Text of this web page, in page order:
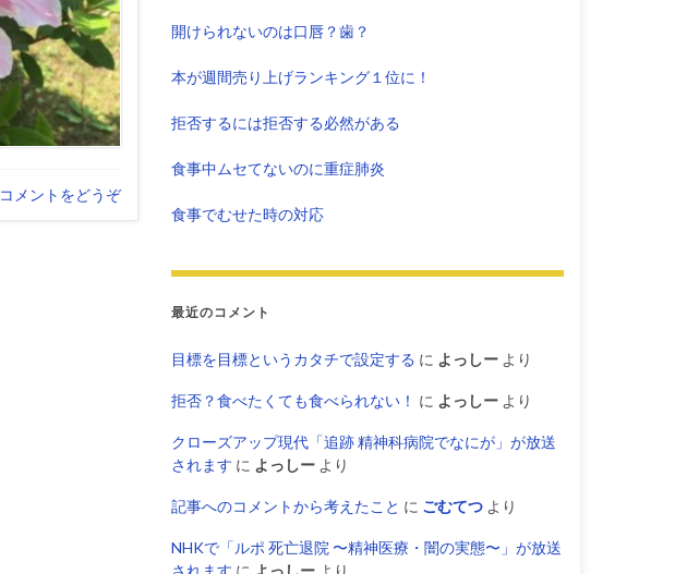
コメントをどうぞ
開けられないのは口唇？歯？
本が週間売り上げランキング１位に！
拒否するには拒否する必然がある
食事中ムセてないのに重症肺炎
食事でむせた時の対応
最近のコメント
目標を目標というカタチで設定する に よっしー より
拒否？食べたくても食べられない！ に よっしー より
クローズアップ現代「追跡 精神科病院でなにが」が放送
されます に よっしー より
記事へのコメントから考えたこと に ごむてつ より
NHKで「ルポ 死亡退院 〜精神医療・闇の実態〜」が放送
されます に よっしー より